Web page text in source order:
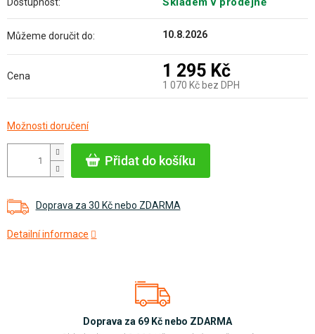
Přidat do košíku
Doprava za 30 Kč nebo ZDARMA
Detailní informace
Můžeme doručit do: 10.8.2026
Cena 1 295 Kč
1 070 Kč bez DPH
cena:
Možnosti doručení
Doprava za 69 Kč nebo ZDARMA